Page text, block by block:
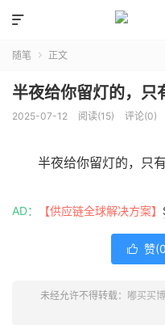

随笔  正文
半夜给你留灯的，只
2025-07-12 阅读(15) 评论(0)
半夜给你留灯的，只
AD： 【供应链全球解决方案】
 赞(0
未经允许不得转载： 嘟买买